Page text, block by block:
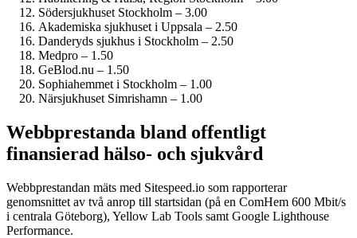
Söder­sjukhuset Stockholm – 3.00
Akademiska sjukhuset i Uppsala – 2.50
Danderyds sjukhus i Stockholm – 2.50
Medpro – 1.50
GeBlod.nu – 1.50
Sophiahemmet i Stockholm – 1.00
Närsjukhuset Simrishamn – 1.00
Webbprestanda bland offentligt
finansierad hälso- och sjukvård
Webbprestandan mäts med Sitespeed.io som rapporterar
genomsnittet av två anrop till startsidan (på en ComHem 600 Mbit/s
i centrala Göteborg), Yellow Lab Tools samt Google Lighthouse
Performance.